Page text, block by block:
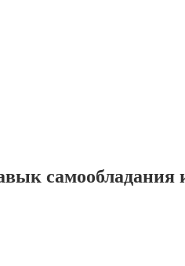
самообладания